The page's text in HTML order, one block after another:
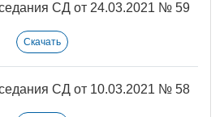
СД от 24.03.2021 № 59
Скачать
СД от 10.03.2021 № 58